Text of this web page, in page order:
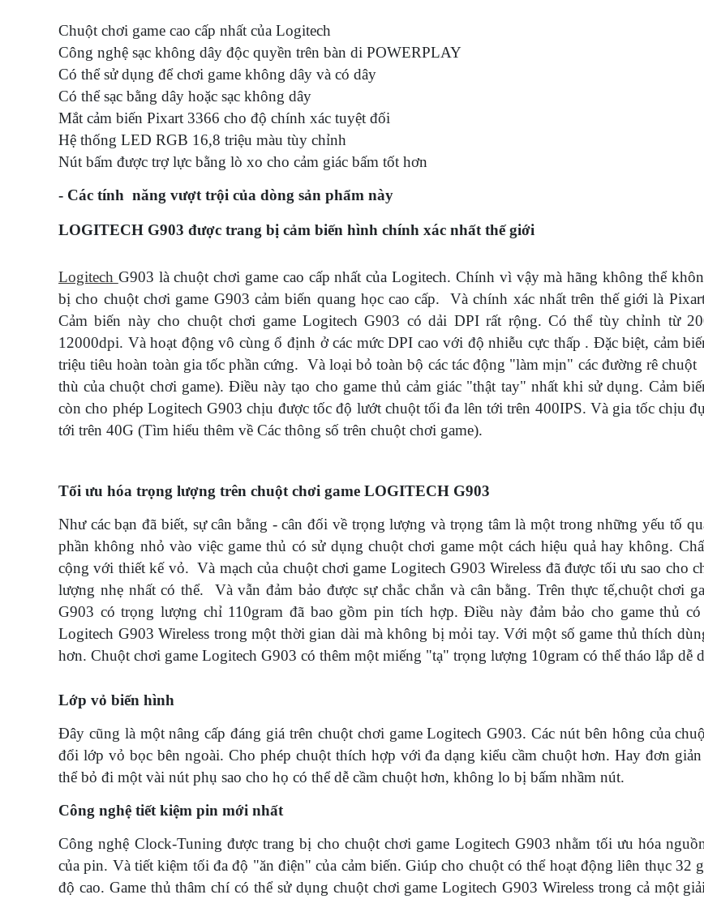
Chuột chơi game cao cấp nhất của Logitech
Công nghệ sạc không dây độc quyền trên bàn di POWERPLAY
Có thể sử dụng để chơi game không dây và có dây
Có thể sạc bằng dây hoặc sạc không dây
Mắt cảm biến Pixart 3366 cho độ chính xác tuyệt đối
Hệ thống LED RGB 16,8 triệu màu tùy chỉnh
Nút bấm được trợ lực bằng lò xo cho cảm giác bấm tốt hơn
- Các tính năng vượt trội của dòng sản phẩm này
LOGITECH G903 được trang bị cảm biến hình chính xác nhất thế giới
Logitech G903 là chuột chơi game cao cấp nhất của Logitech. Chính vì vậy mà hãng không thể
bị cho chuột chơi game G903 cảm biến quang học cao cấp. Và chính xác nhất trên thế giới là
Cảm biến này cho chuột chơi game Logitech G903 có dải DPI rất rộng. Có thể tùy chỉnh từ
12000dpi. Và hoạt động vô cùng ổ định ở các mức DPI cao với độ nhiễu cực thấp . Đặc biệt, cảm
triệu tiêu hoàn toàn gia tốc phần cứng. Và loại bỏ toàn bộ các tác động "làm mịn" các đường rê
thù của chuột chơi game). Điều này tạo cho game thủ cảm giác "thật tay" nhất khi sử dụng. Cảm
còn cho phép Logitech G903 chịu được tốc độ lướt chuột tối đa lên tới trên 400IPS. Và gia tốc chịu
tới trên 40G (Tìm hiểu thêm về Các thông số trên chuột chơi game).
Tối ưu hóa trọng lượng trên chuột chơi game LOGITECH G903
Như các bạn đã biết, sự cân bằng - cân đối về trọng lượng và trọng tâm là một trong những yếu tố
phần không nhỏ vào việc game thủ có sử dụng chuột chơi game một cách hiệu quả hay không.
cộng với thiết kế vỏ. Và mạch của chuột chơi game Logitech G903 Wireless đã được tối ưu sao cho
lượng nhẹ nhất có thể. Và vẫn đảm bảo được sự chắc chắn và cân bằng. Trên thực tế,chuột chơi
G903 có trọng lượng chỉ 110gram đã bao gồm pin tích hợp. Điều này đảm bảo cho game thủ
Logitech G903 Wireless trong một thời gian dài mà không bị mỏi tay. Với một số game thủ thích
hơn. Chuột chơi game Logitech G903 có thêm một miếng "tạ" trọng lượng 10gram có thể tháo lắp dễ
Lớp vỏ biến hình
Đây cũng là một nâng cấp đáng giá trên chuột chơi game Logitech G903. Các nút bên hông của
đổi lớp vỏ bọc bên ngoài. Cho phép chuột thích hợp với đa dạng kiểu cầm chuột hơn. Hay đơn giản
thể bỏ đi một vài nút phụ sao cho họ có thể dễ cầm chuột hơn, không lo bị bấm nhầm nút.
Công nghệ tiết kiệm pin mới nhất
Công nghệ Clock-Tuning được trang bị cho chuột chơi game Logitech G903 nhằm tối ưu hóa
của pin. Và tiết kiệm tối đa độ "ăn điện" của cảm biến. Giúp cho chuột có thể hoạt động liên thục 32
độ cao. Game thủ thâm chí có thể sử dụng chuột chơi game Logitech G903 Wireless trong cả một